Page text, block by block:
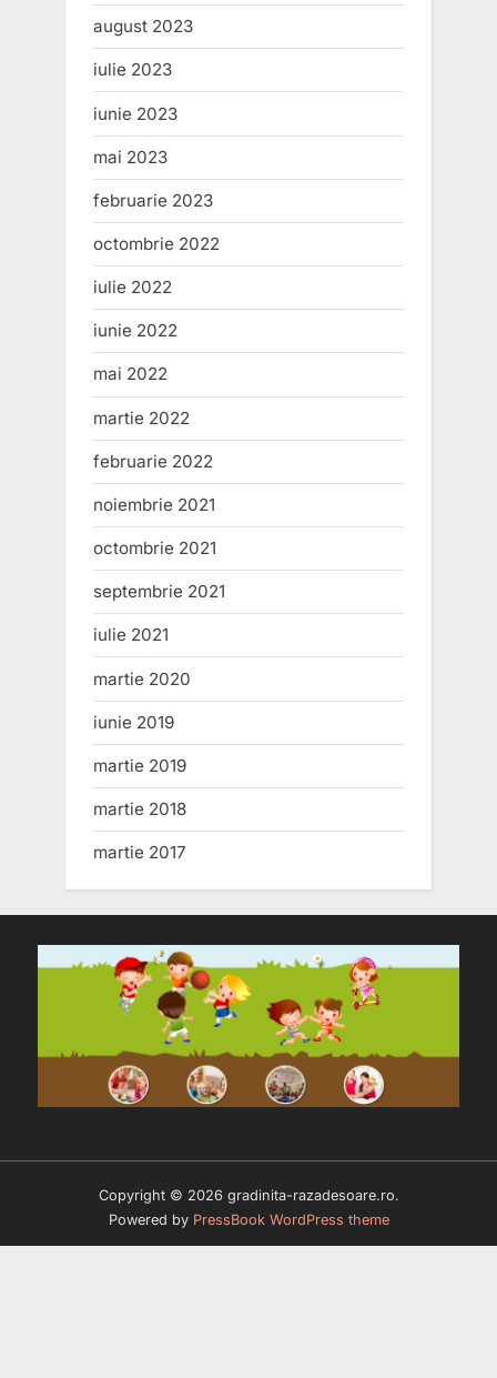
august 2023
iulie 2023
iunie 2023
mai 2023
februarie 2023
octombrie 2022
iulie 2022
iunie 2022
mai 2022
martie 2022
februarie 2022
noiembrie 2021
octombrie 2021
septembrie 2021
iulie 2021
martie 2020
iunie 2019
martie 2019
martie 2018
martie 2017
Copyright © 2026 gradinita-razadesoare.ro.
Powered by PressBook WordPress theme